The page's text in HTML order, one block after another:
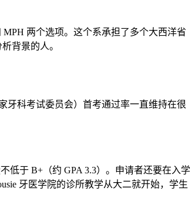
MPH 两个选项。这个系承担了多个大西洋省
背景的人。
牙科考试委员会）首考通过率一直维持在很
低于 B+（约 GPA 3.3）。申请者还要在入学
牙医学院的诊所教学从大二就开始，学生